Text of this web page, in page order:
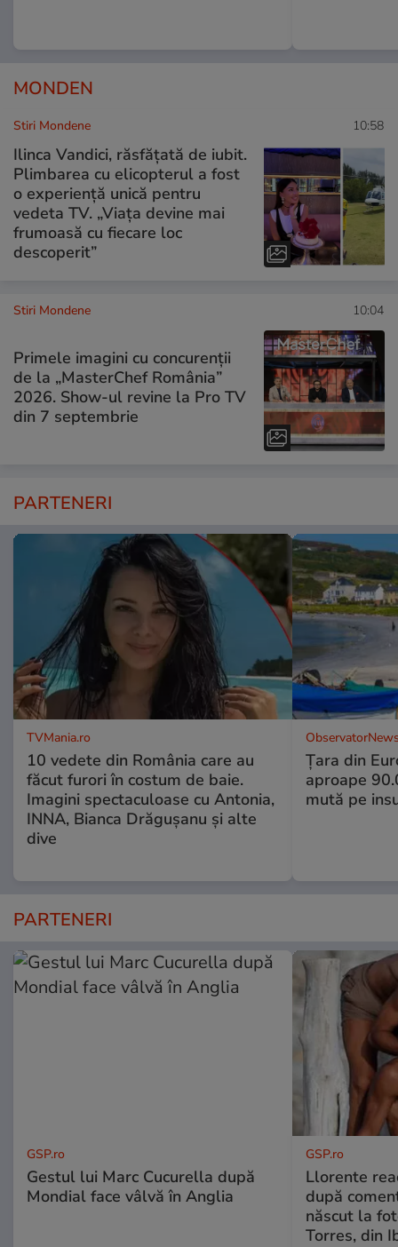
MONDEN
Stiri Mondene 10:58
Ilinca Vandici, răsfățată de iubit.
Plimbarea cu elicopterul a fost
o experiență unică pentru
vedeta TV. „Viața devine mai
frumoasă cu fiecare loc
descoperit”
Stiri Mondene 10:04
Primele imagini cu concurenții
de la „MasterChef România”
2026. Show-ul revine la Pro TV
din 7 septembrie
PARTENERI
TVMania.ro
10 vedete din România care au
făcut furori în costum de baie.
Imagini spectaculoase cu Antonia,
INNA, Bianca Drăgușanu și alte
dive
Țara din
aproape
mută pe
PARTENERI
GSP.ro
Gestul lui Marc Cucurella după
Mondial face vâlvă în Anglia
GSP.ro
Llorente
după
născut la
Torres, din